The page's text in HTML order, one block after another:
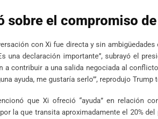
sobre el compromiso
con Xi fue directa y sin
una declaración importante”, subrayó el
contribuir a una salida negociada al
ayuda, me gustaría serlo'”, reprodujo Trump
que Xi ofreció “ayuda” en relación
la que transita aproximadamente el 20%